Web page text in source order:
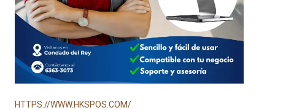
HTTPS://WWW.HKSPOS.COM/